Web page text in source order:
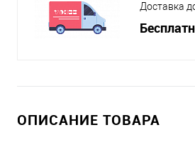
Доставка
ОПИСАНИЕ ТОВАРА